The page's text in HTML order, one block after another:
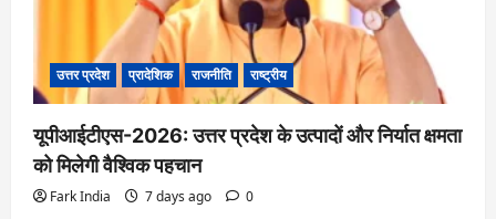
उत्तर प्रदेश प्रादेशिक राजनीति राष्ट्रीय
यूपीआईटीएस-2026: उत्तर प्रदेश के उत्पादों और निर्यात क्षमता
को मिलेगी वैश्विक पहचान
Fark India 7 days ago 0